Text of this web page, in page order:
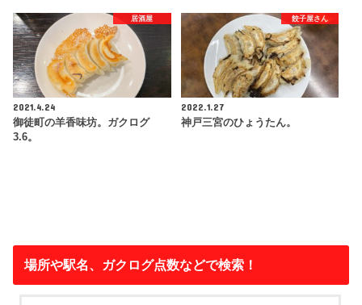
居酒屋
2021.4.24
御徒町の羊香味坊。ガクログ
3.6。
餃子屋さん
2022.1.27
神戸三宮のひょうたん。
場所や駅名、ガクログ点数などで検索！